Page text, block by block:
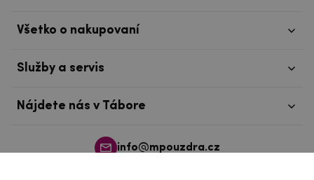
info@mpouzdra.cz
Všetko o nakupovaní
Služby a servis
Nájdete nás v Tábore